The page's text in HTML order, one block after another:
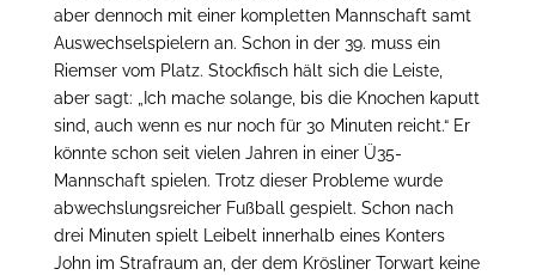
aber dennoch mit einer kompletten Mannschaft samt
Auswechselspielern an. Schon in der 39. muss ein
Riemser vom Platz. Stockfisch hält sich die Leiste,
aber sagt: „Ich mache solange, bis die Knochen kaputt
sind, auch wenn es nur noch für 30 Minuten reicht.“ Er
könnte schon seit vielen Jahren in einer Ü35-
Mannschaft spielen. Trotz dieser Probleme wurde
abwechslungsreicher Fußball gespielt. Schon nach
drei Minuten spielt Leibelt innerhalb eines Konters
John im Strafraum an, der dem Krösliner Torwart keine